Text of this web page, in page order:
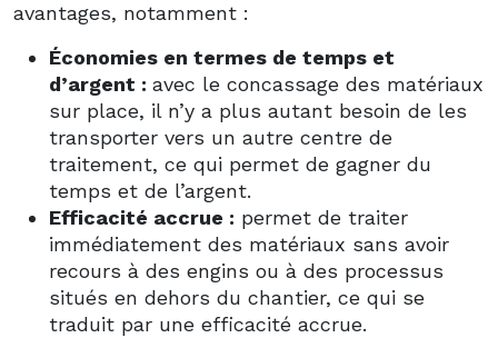
avantages, notamment :
Économies en termes de temps et
d’argent : avec le concassage des matériaux
sur place, il n’y a plus autant besoin de les
transporter vers un autre centre de
traitement, ce qui permet de gagner du
temps et de l’argent.
Efficacité accrue : permet de traiter
immédiatement des matériaux sans avoir
recours à des engins ou à des processus
situés en dehors du chantier, ce qui se
traduit par une efficacité accrue.